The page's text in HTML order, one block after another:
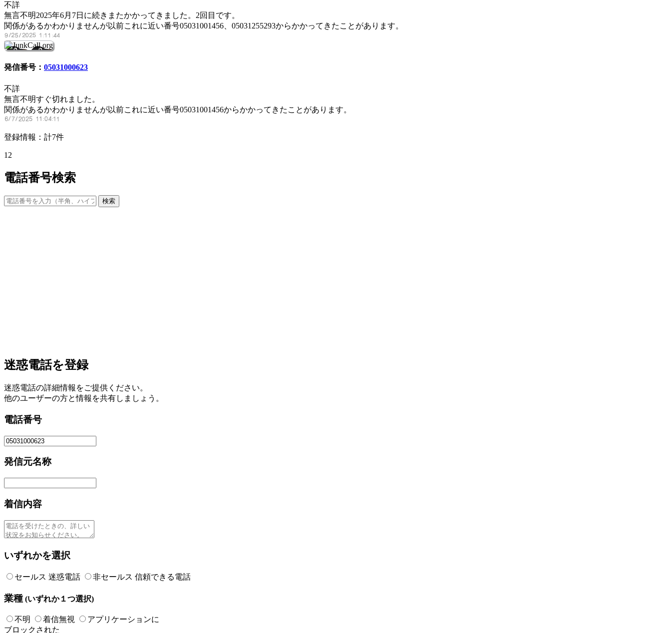
不詳
無言不明2025年6月7日に続きまたかかってきました。2回目です。
関係があるかわかりませんが以前これに近い番号05031001456、05031255293からかかってきたことがあります。
発信番号： 05031000623
不詳
無言不明すぐ切れました。
関係があるかわかりませんが以前これに近い番号05031001456からかかってきたことがあります。
登録情報：計7件
1 2
電話番号検索
検索
迷惑電話を登録
迷惑電話の詳細情報をご提供ください。
他のユーザーの方と情報を共有しましょう。
電話番号
発信元名称
着信内容
いずれかを選択
セールス 迷惑電話 非セールス 信頼できる電話
業種 (いずれか１つ選択)
不明 着信無視
アプリケーションに
ブロックされた